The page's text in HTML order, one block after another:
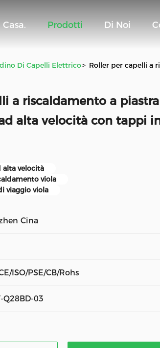
Casa. Prodotti Di Noi
Di Capelli Elettrico> Roller per capelli a
a riscaldamento a piastra
alta velocità con tappi
alta velocità
viola
viaggio viola
Cina
ISO/PSE/CB/Rohs
Q28BD-03